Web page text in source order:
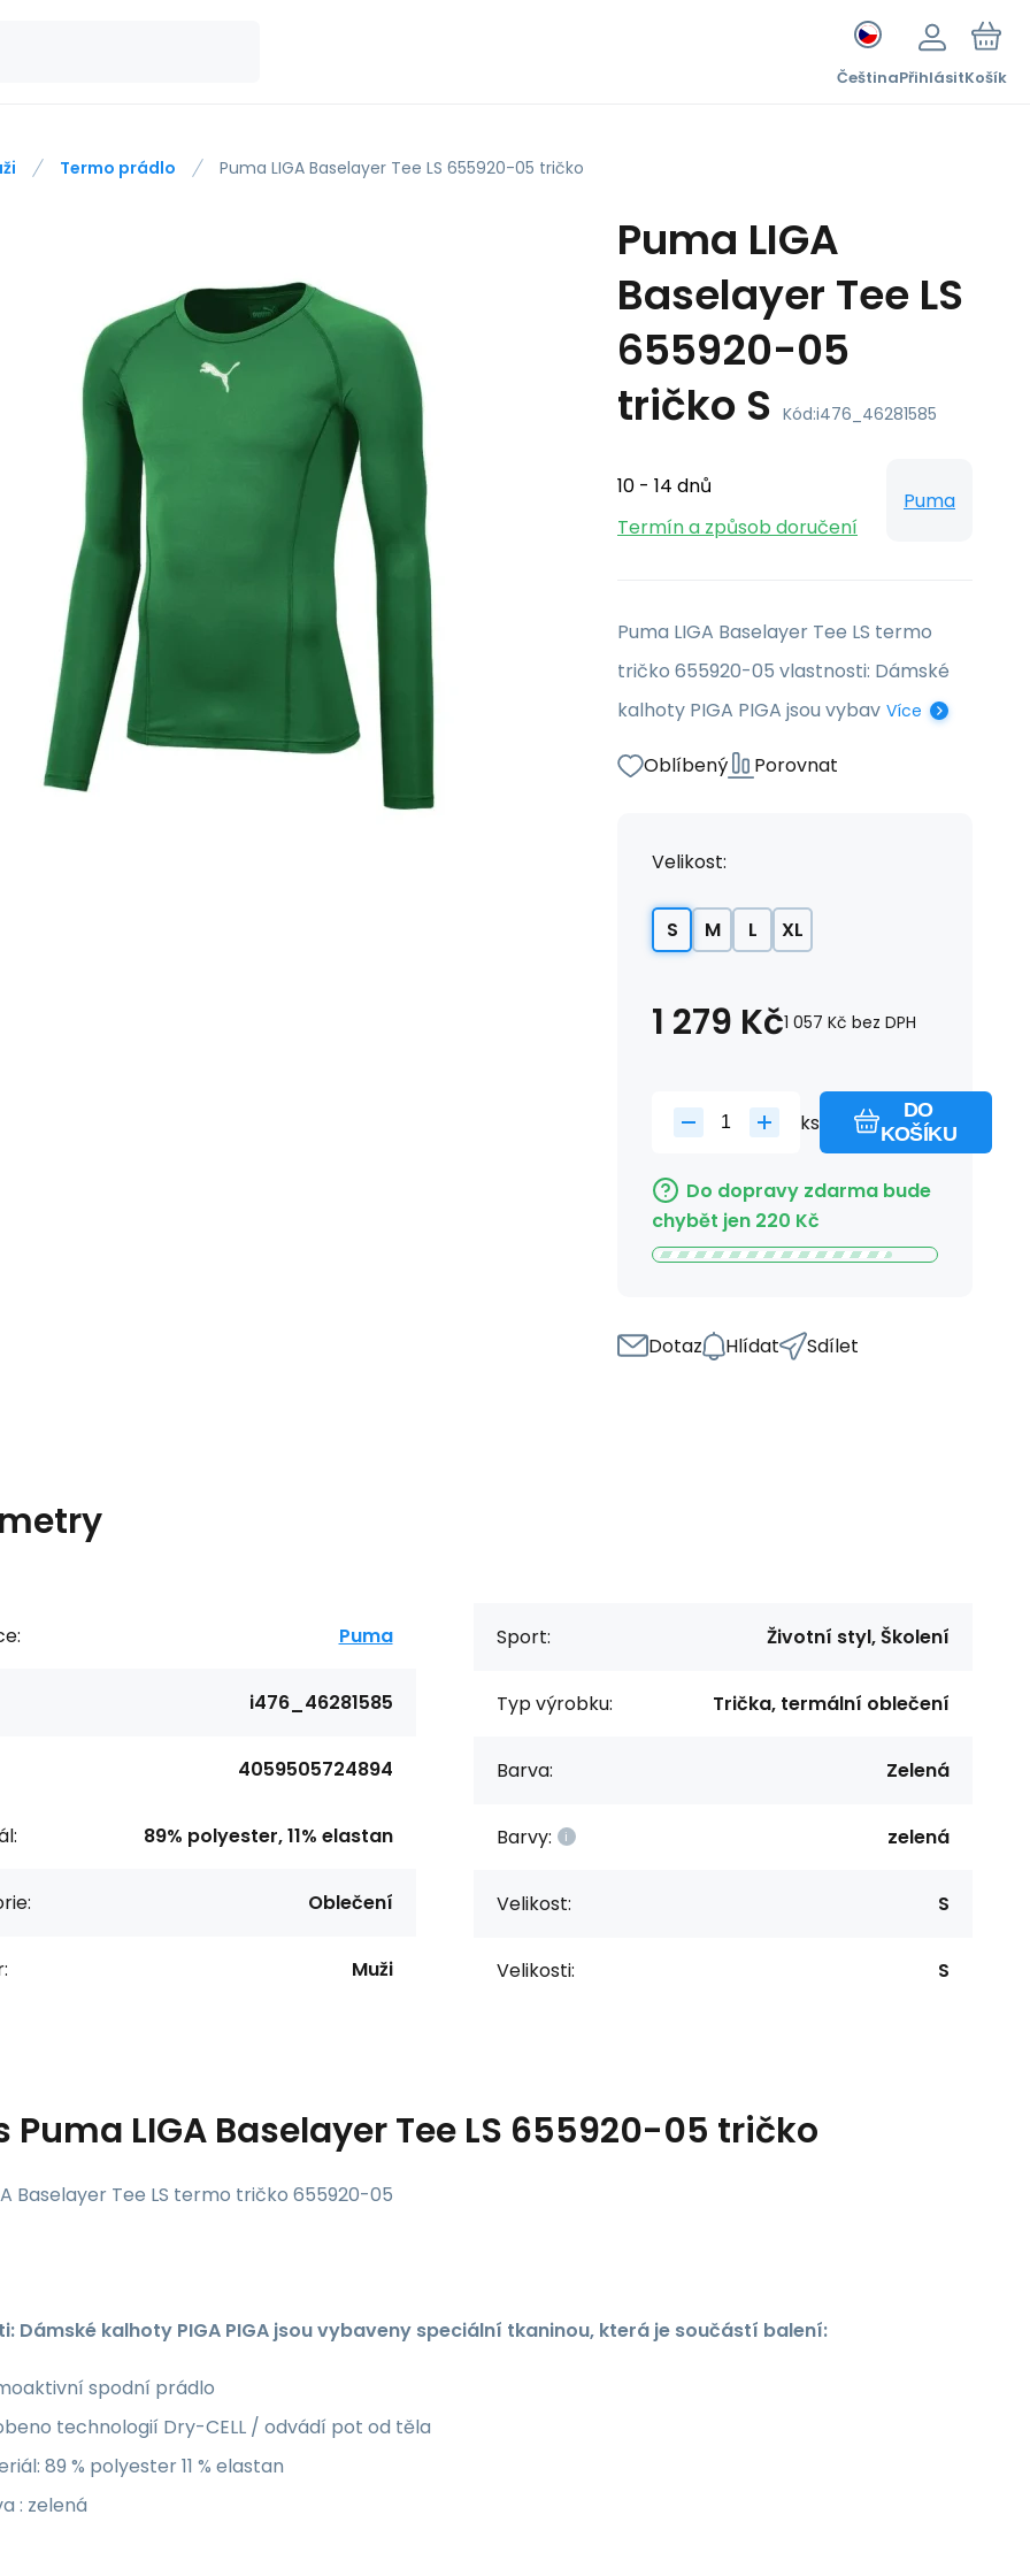
ČeštinaPřihlásitKošík
Termo prádlo Puma LIGA Baselayer Tee LS 655920-05 tričko
Puma LIGA
Baselayer Tee LS
655920-05
tričko S Kód:i476_46281585
10 - 14 dnů
Termín a způsob doručení
Puma
Puma LIGA Baselayer Tee LS termo
tričko 655920-05 vlastnosti: Dámské
kalhoty PIGA PIGA jsou vybav Více
Oblíbený Porovnat
Velikost:
S M L XL
1 279 Kč1 057 Kč bez DPH
ks
DO
KOŠÍKU
Do dopravy zdarma bude
chybět jen 220 Kč
Dotaz Hlídat Sdílet
Puma
i476_46281585
4059505724894
89% polyester, 11% elastan
Oblečení
Muži
Sport: Životní styl, Školení
Typ výrobku: Trička, termální oblečení
Barva: Zelená
Barvy: zelená
Velikost: S
Velikosti: S
Puma LIGA Baselayer Tee LS 655920-05 tričko
Baselayer Tee LS termo tričko 655920-05
Dámské kalhoty PIGA PIGA jsou vybaveny speciální tkaninou, která je součástí balení:
spodní prádlo
technologií Dry-CELL / odvádí pot od těla
89 % polyester 11 % elastan
: zelená